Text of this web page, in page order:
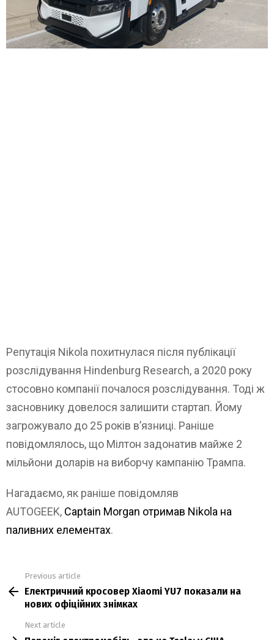
Репутація Nikola похитнулася після публікації
розслідування Hindenburg Research, а 2020 року
стосовно компанії почалося розслідування. Тоді ж
засновнику довелося залишити стартап. Йому
загрожувало до 25 років в’язниці. Раніше
повідомлялось, що Мілтон задонатив майже 2
мільйони доларів на виборчу кампанію Трампа.
Нагадаємо, як раніше повідомляв
AUTOGEEK, Captain Morgan отримав Nikola на
паливних елементах.
more
Previous article
Електричний кросовер Xiaomi YU7 показали на
нових офіційних знімках
Next article